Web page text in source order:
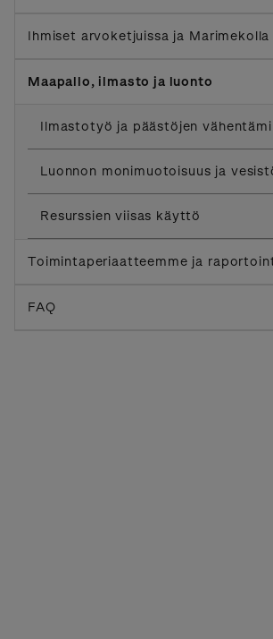
Ihmiset arvoketjuissa ja Marimekolla
Maapallo, ilmasto ja luonto
Ilmastotyö ja päästöjen
Luonnon monimuotoisuus ja
Resurssien viisas käyttö
Toimintaperiaatteemme ja
FAQ